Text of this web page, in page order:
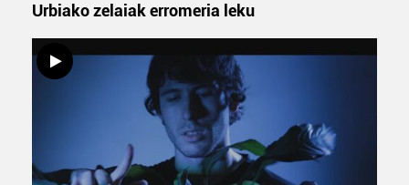
Urbiako zelaiak erromeria leku